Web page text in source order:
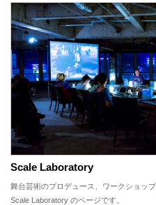
Scale Laboratory
舞台芸術のプロデュース、ワークショッ
Scale Laboratory のページです。